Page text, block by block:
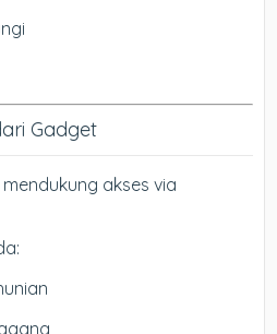
Gadget
akses via